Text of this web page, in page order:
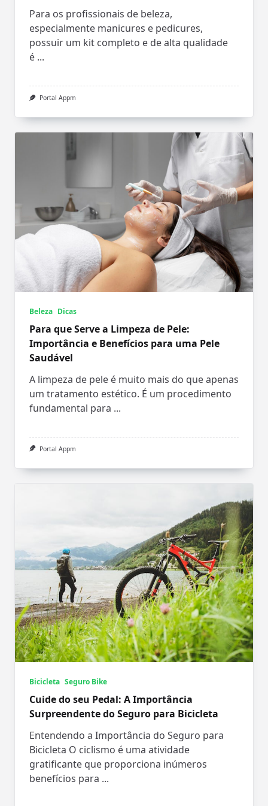
Para os profissionais de beleza,
especialmente manicures e pedicures,
possuir um kit completo e de alta qualidade
é ...
Portal Appm
Beleza Dicas
Para que Serve a Limpeza de Pele:
Importância e Benefícios para uma Pele
Saudável
A limpeza de pele é muito mais do que apenas
um tratamento estético. É um procedimento
fundamental para ...
Portal Appm
Bicicleta Seguro Bike
Cuide do seu Pedal: A Importância
Surpreendente do Seguro para Bicicleta
Entendendo a Importância do Seguro para
Bicicleta O ciclismo é uma atividade
gratificante que proporciona inúmeros
benefícios para ...